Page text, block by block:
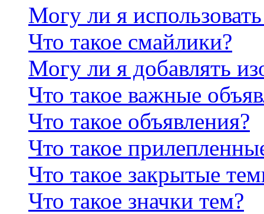
Могу ли я
Что такое смайлики?
Могу ли я добавлять
Что такое важные
Что такое объявления?
Что такое
Что такое закрытые
Что такое значки тем?